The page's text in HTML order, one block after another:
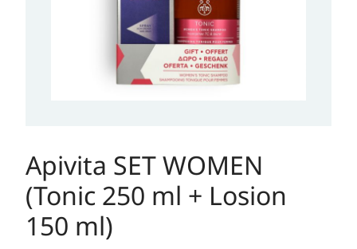
Apivita SET WOMEN
(Tonic 250 ml + Losion
150 ml)